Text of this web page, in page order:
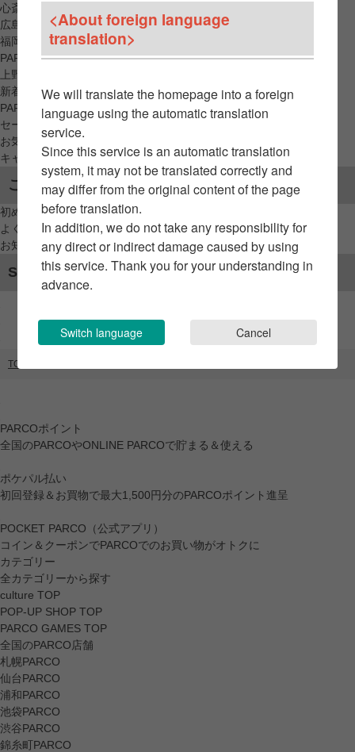
心斎橋PARCO
広島PARCO
福岡PARCO
PARCO_ya
上野
新着アイテムから探す
PARCO限定アイテムから探す
セールアイテムから探す
お気に入りから探す
キャンペーン/クーポン対象から探す
ご利用案内
初めてのお客様へ
よくあるご質問 / お問い合わせ
お知らせ
SNSアカウント
TOP
PARCOポイント
全国のPARCOやONLINE PARCOで貯まる＆使える
ポケパル払い
初回登録＆お買物で最大1,500円分のPARCOポイント進呈
POCKET PARCO（公式アプリ）
コイン＆クーポンでPARCOでのお買い物がオトクに
カテゴリー
全カテゴリーから探す
culture TOP
POP-UP SHOP TOP
PARCO GAMES TOP
全国のPARCO店舗
札幌PARCO
仙台PARCO
浦和PARCO
池袋PARCO
渋谷PARCO
錦糸町PARCO
<About foreign language
translation>
We will translate the homepage into a foreign
language using the automatic translation
service.
Since this service is an automatic translation
system, it may not be translated correctly and
may differ from the original content of the page
before translation.
In addition, we do not take any responsibility for
any direct or indirect damage caused by using
this service. Thank you for your understanding in
advance.
Switch language Cancel